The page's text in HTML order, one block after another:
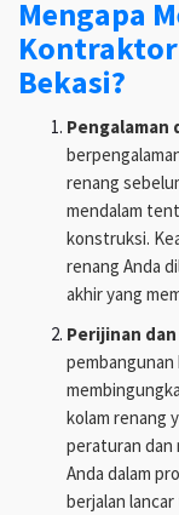
Mengapa
Kontraktor
Bekasi?
Pengalaman
renang
mendalam
konstruksi.
renang Anda
akhir yang
Perijinan
pembangunan
kolam renang
peraturan dan
Anda dalam
berjalan